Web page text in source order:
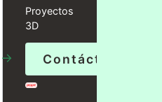
→
Proyectos
3D
Contáctanos